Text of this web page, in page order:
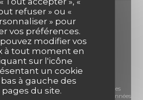
refuser » ou «
» pour
vos préférences.
modifier vos
à tout moment en
sur l'icône
un cookie
à gauche des
pages du site.
interactive Waze, vous devez accepter les
Ces cookies peuvent collecter des données